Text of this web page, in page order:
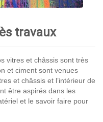
travaux
vitres et châssis sont très
et ciment sont venues
et châssis et l’intérieur de
être aspirés dans les
et le savoir faire pour